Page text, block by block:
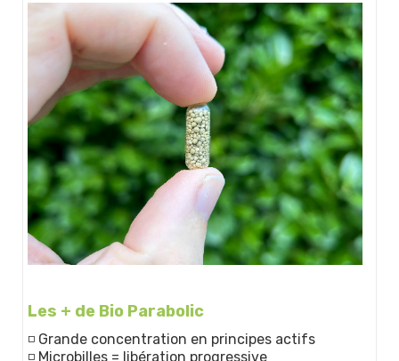
Les + de Bio Parabolic
◽ Grande concentration en principes actifs
◽ Microbilles = libération progressive